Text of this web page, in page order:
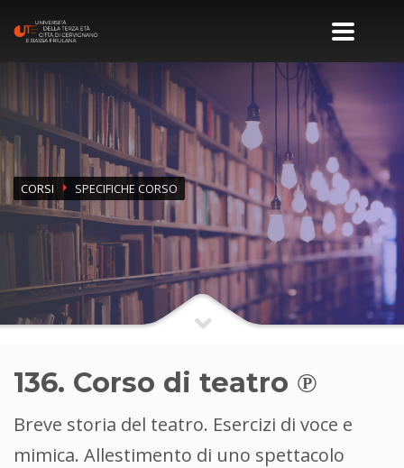
CORSI SPECIFICHE CORSO
136. Corso di teatro ℗
Breve storia del teatro. Esercizi di voce e
mimica. Allestimento di uno spettacolo